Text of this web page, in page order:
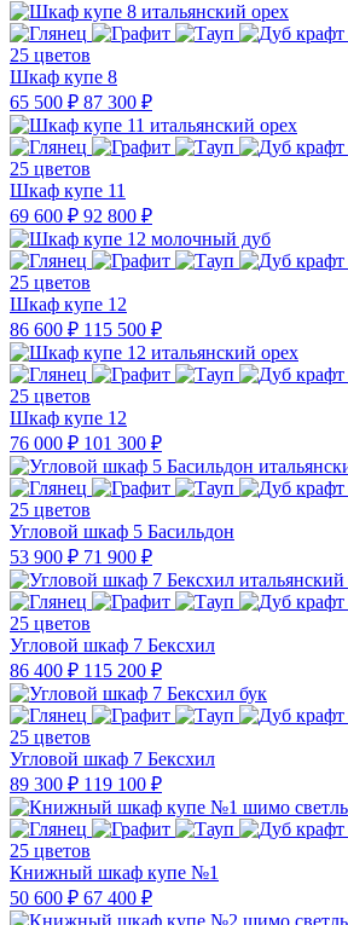
25 цветов
Шкаф купе 8
65 500 ₽ 87 300 ₽
25 цветов
Шкаф купе 11
69 600 ₽ 92 800 ₽
25 цветов
Шкаф купе 12
86 600 ₽ 115 500 ₽
25 цветов
Шкаф купе 12
76 000 ₽ 101 300 ₽
25 цветов
Угловой шкаф 5 Басильдон
53 900 ₽ 71 900 ₽
25 цветов
Угловой шкаф 7 Бексхил
86 400 ₽ 115 200 ₽
25 цветов
Угловой шкаф 7 Бексхил
89 300 ₽ 119 100 ₽
25 цветов
Книжный шкаф купе №1
50 600 ₽ 67 400 ₽